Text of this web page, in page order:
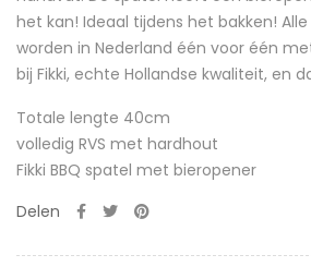
het kan! Ideaal tijdens het bakken! Alle
worden in Nederland één voor één
bij Fikki, echte Hollandse kwaliteit, en
Totale lengte 40cm
volledig RVS met hardhout
Fikki BBQ spatel met bieropener
Delen